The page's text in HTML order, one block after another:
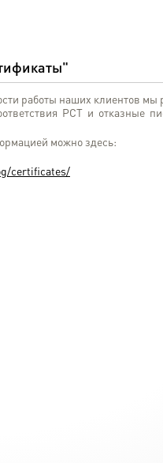
работы наших клиентов мы
РСТ и отказные
можно здесь:
certificates/